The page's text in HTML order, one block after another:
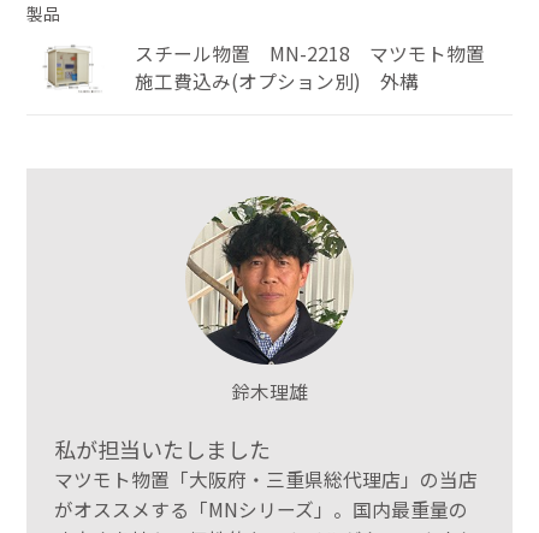
製品
スチール物置 MN-2218 マツモト物置
施工費込み(オプション別) 外構
鈴木理雄
私が担当いたしました
マツモト物置「大阪府・三重県総代理店」の当店
がオススメする「MNシリーズ」。国内最重量の